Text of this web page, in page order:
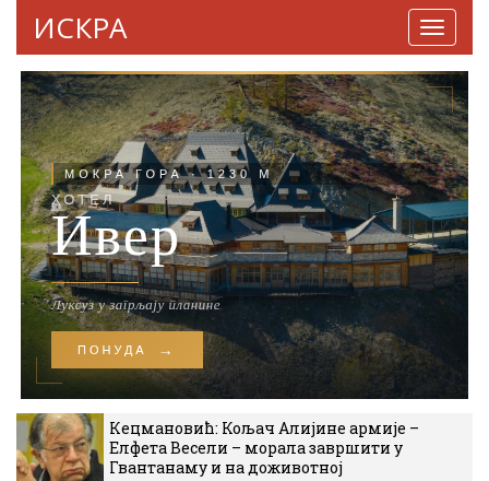
ИСКРА
Кецмановић: Кољач Алијине армије –
Елфета Весели – морала завршити у
Гвантанаму и на доживотној